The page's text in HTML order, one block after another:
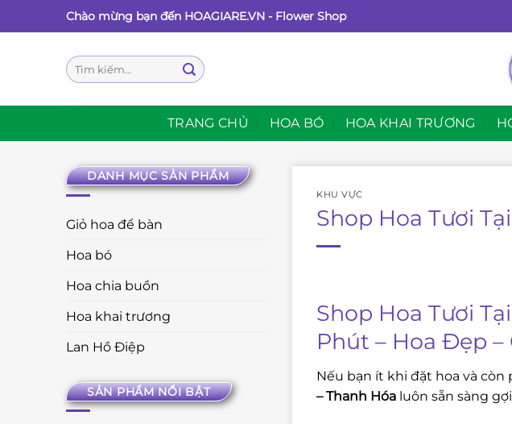
qua
Chào mừng bạn đến HOAGIARE.VN - Flower Shop
Tìm
kiếm:
TRANG CHỦ HOA BÓ HOA KHAI TRƯƠNG
DANH MỤC SẢN PHẨM
Giỏ hoa để bàn
Hoa bó
Hoa chia buồn
Hoa khai trương
Lan Hồ Điệp
SẢN PHẨM NỔI BẬT
KHU VỰC
Shop Hoa Tươi
Shop Hoa Tươi
Phút – Hoa Đẹp –
Nếu bạn ít khi đặt hoa và
– Thanh Hóa luôn sẵn sàng